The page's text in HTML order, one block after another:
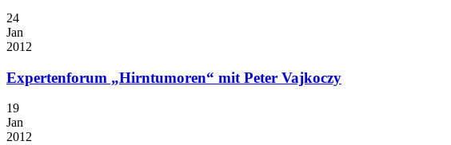
24
Jan
2012
Expertenforum „Hirntumoren“ mit Peter Vajkoczy
19
Jan
2012